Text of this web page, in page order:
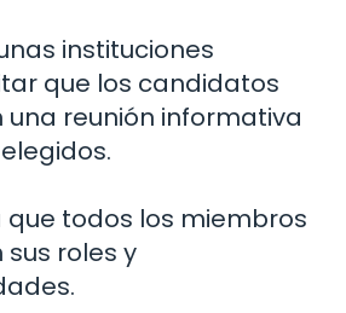
instituciones
que los candidatos
reunión informativa
que todos los miembros
roles y